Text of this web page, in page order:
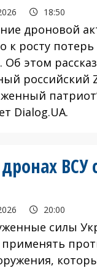
18:50
дроновой
к росту
Об этом
российский
Dialog.UA.
ВСУ
20:00
силы
применять